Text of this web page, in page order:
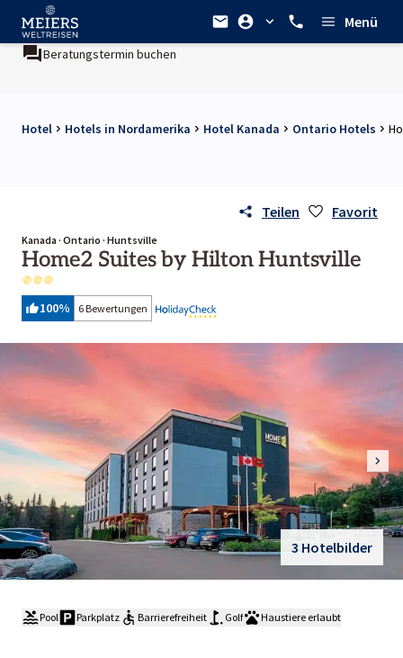
Menü
Beratungstermin buchen
Hotel Hotels in Nordamerika Hotel Kanada Ontario Hotels
Teilen Favorit
Kanada · Ontario · Huntsville
Home2 Suites by Hilton Huntsville
100% 6 Bewertungen
3 Hotelbilder
Pool Parkplatz Barrierefreiheit Golf Haustiere erlaubt